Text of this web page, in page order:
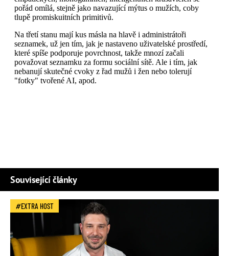
Související články
EXTRA HOST